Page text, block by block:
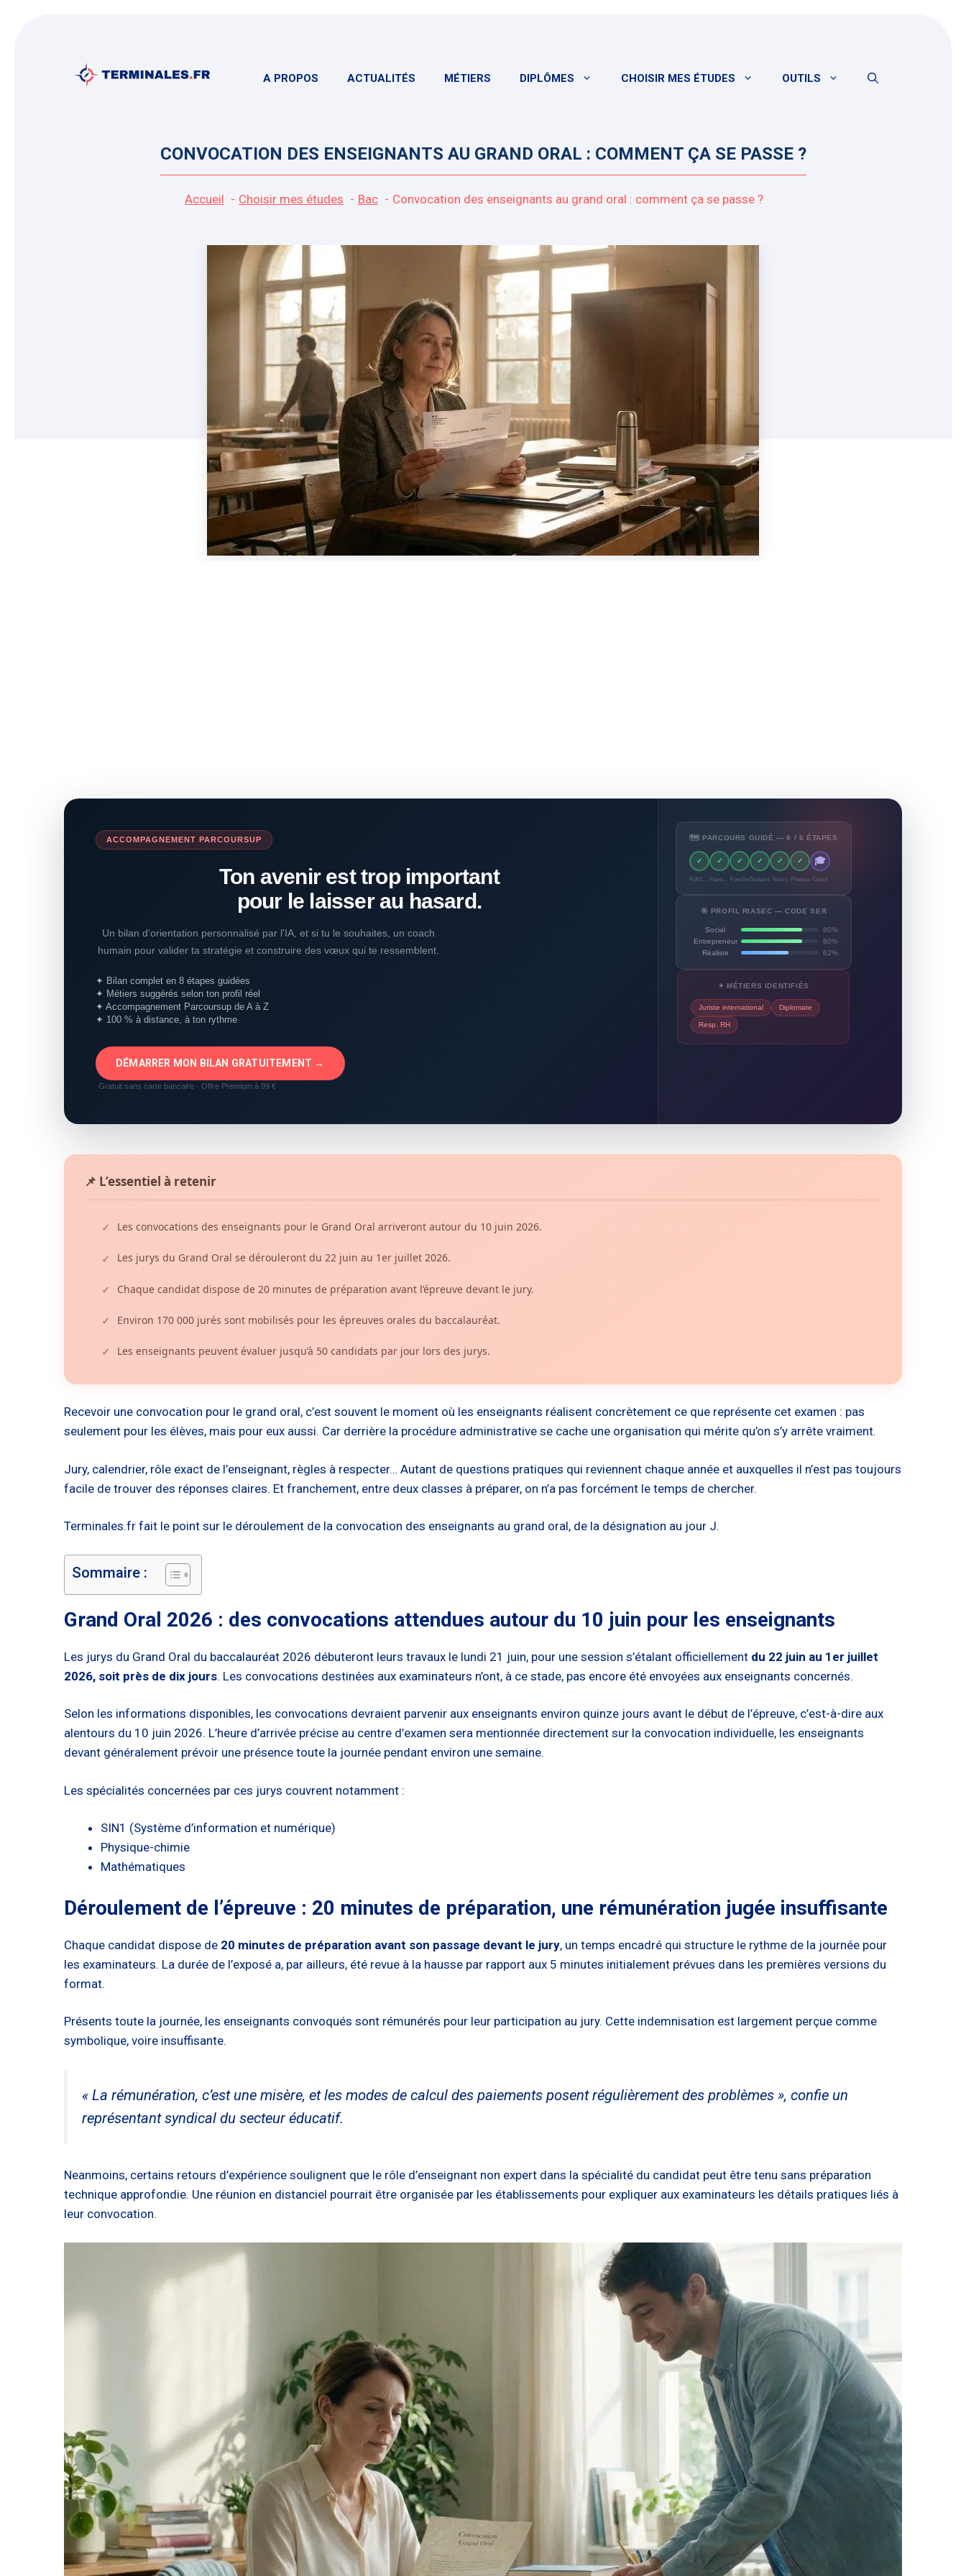
A PROPOS ACTUALITÉS MÉTIERS DIPLÔMES CHOISIR MES ÉTUDES OUTILS
CONVOCATION DES ENSEIGNANTS AU GRAND ORAL : COMMENT ÇA SE PASSE ?
Accueil Choisir mes études Bac Convocation des enseignants au grand oral : comment ça se passe ?
ACCOMPAGNEMENT PARCOURSUP
Ton avenir est trop important
pour le laisser au hasard.
Un bilan d'orientation personnalisé par l'IA, et si tu le souhaites, un coach
humain pour valider ta stratégie et construire des vœux qui te ressemblent.
✦ Bilan complet en 8 étapes guidées
✦ Métiers suggérés selon ton profil réel
✦ Accompagnement Parcoursup de A à Z
✦ 100 % à distance, à ton rythme
DÉMARRER MON BILAN GRATUITEMENT →
Gratuit sans carte bancaire · Offre Premium à 99 €
🗺️ PARCOURS GUIDÉ — 6 / 6 ÉTAPES
✓ ✓ ✓ ✓ ✓ ✓ 🎓
Famille Scolaire Neuro Phobies Coach
🎯 PROFIL RIASEC — CODE SER
Social
80%
Entrepreneur
80%
Réaliste
62%
✦ MÉTIERS IDENTIFIÉS
Juriste international Diplomate
Resp. RH
📌 L’essentiel à retenir
✓ Les convocations des enseignants pour le Grand Oral arriveront autour du 10 juin 2026.
✓ Les jurys du Grand Oral se dérouleront du 22 juin au 1er juillet 2026.
✓ Chaque candidat dispose de 20 minutes de préparation avant l’épreuve devant le jury.
✓ Environ 170 000 jurés sont mobilisés pour les épreuves orales du baccalauréat.
✓ Les enseignants peuvent évaluer jusqu’à 50 candidats par jour lors des jurys.
Recevoir une convocation pour le grand oral, c’est souvent le moment où les enseignants réalisent concrètement ce que représente cet examen : pas
seulement pour les élèves, mais pour eux aussi. Car derrière la procédure administrative se cache une organisation qui mérite qu’on s’y arrête vraiment.
Jury, calendrier, rôle exact de l’enseignant, règles à respecter… Autant de questions pratiques qui reviennent chaque année et auxquelles il n’est pas toujours
facile de trouver des réponses claires. Et franchement, entre deux classes à préparer, on n’a pas forcément le temps de chercher.
Terminales.fr fait le point sur le déroulement de la convocation des enseignants au grand oral, de la désignation au jour J.
Sommaire :
Grand Oral 2026 : des convocations attendues autour du 10 juin pour les enseignants
Les jurys du Grand Oral du baccalauréat 2026 débuteront leurs travaux le lundi 21 juin, pour une session s’étalant officiellement du 22 juin au 1er juillet
2026, soit près de dix jours. Les convocations destinées aux examinateurs n’ont, à ce stade, pas encore été envoyées aux enseignants concernés.
Selon les informations disponibles, les convocations devraient parvenir aux enseignants environ quinze jours avant le début de l’épreuve, c’est-à-dire aux
alentours du 10 juin 2026. L’heure d’arrivée précise au centre d’examen sera mentionnée directement sur la convocation individuelle, les enseignants
devant généralement prévoir une présence toute la journée pendant environ une semaine.
Les spécialités concernées par ces jurys couvrent notamment :
SIN1 (Système d’information et numérique)
Physique-chimie
Mathématiques
Déroulement de l’épreuve : 20 minutes de préparation, une rémunération jugée insuffisante
Chaque candidat dispose de 20 minutes de préparation avant son passage devant le jury, un temps encadré qui structure le rythme de la journée pour
les examinateurs. La durée de l’exposé a, par ailleurs, été revue à la hausse par rapport aux 5 minutes initialement prévues dans les premières versions du
format.
Présents toute la journée, les enseignants convoqués sont rémunérés pour leur participation au jury. Cette indemnisation est largement perçue comme
symbolique, voire insuffisante.
« La rémunération, c’est une misère, et les modes de calcul des paiements posent régulièrement des problèmes », confie un
représentant syndical du secteur éducatif.
Neanmoins, certains retours d’expérience soulignent que le rôle d’enseignant non expert dans la spécialité du candidat peut être tenu sans préparation
technique approfondie. Une réunion en distanciel pourrait être organisée par les établissements pour expliquer aux examinateurs les détails pratiques liés à
leur convocation.